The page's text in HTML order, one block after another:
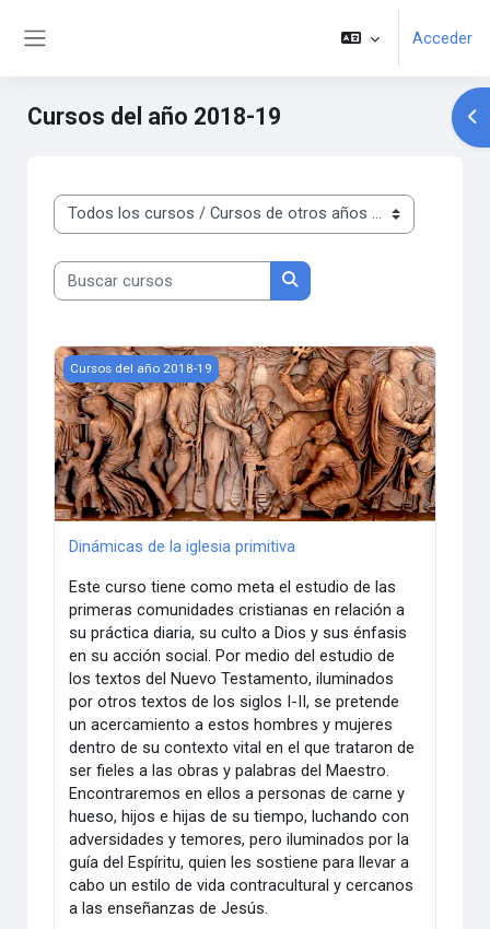
Acceder
Cursos del año 2018-19
Categorías
Buscar cursos
Buscar cursos
Dinámicas de la iglesia primitiva
Cursos del año 2018-19
Dinámicas de la iglesia primitiva
Este curso tiene como meta el estudio de las
primeras comunidades cristianas en relación a
su práctica diaria, su culto a Dios y sus énfasis
en su acción social. Por medio del estudio de
los textos del Nuevo Testamento, iluminados
por otros textos de los siglos I-II, se pretende
un acercamiento a estos hombres y mujeres
dentro de su contexto vital en el que trataron de
ser fieles a las obras y palabras del Maestro.
Encontraremos en ellos a personas de carne y
hueso, hijos e hijas de su tiempo, luchando con
adversidades y temores, pero iluminados por la
guía del Espíritu, quien les sostiene para llevar a
cabo un estilo de vida contracultural y cercanos
a las enseñanzas de Jesús.